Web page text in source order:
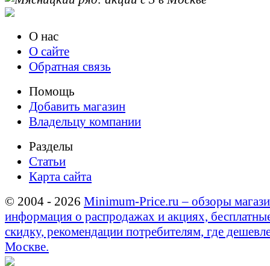
О нас
О сайте
Обратная связь
Помощь
Добавить магазин
Владельцу компании
Разделы
Статьи
Карта сайта
© 2004 - 2026 Minimum-Price.ru – обзоры
информация о распродажах и акциях,
скидку, рекомендации потребителям, где
Москве.